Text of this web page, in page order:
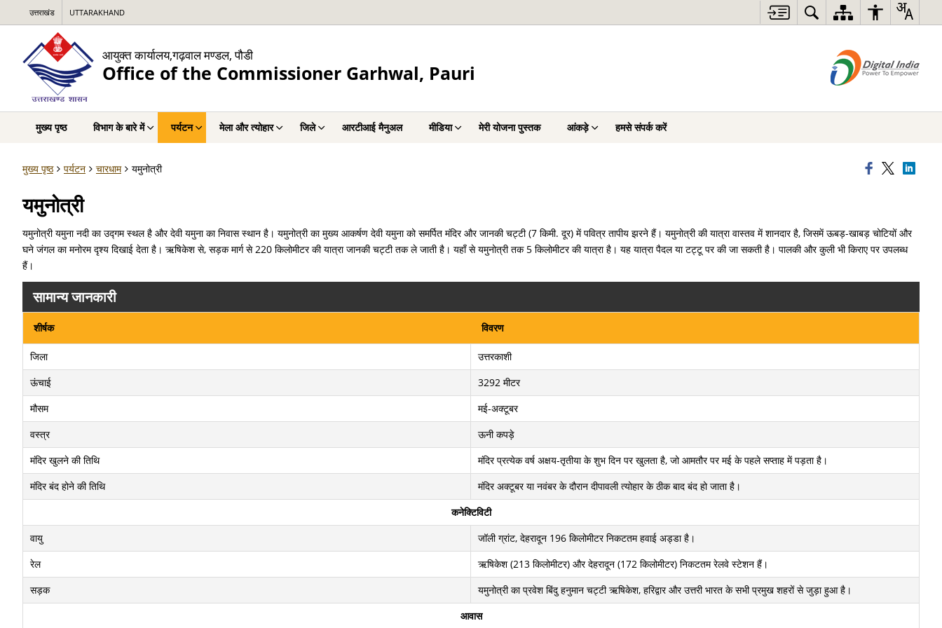
उत्तराखंड UTTARAKHAND
आयुक्त कार्यालय,गढ़वाल मण्डल, पौडी
Office of the Commissioner Garhwal, Pauri
मुख्य पृष्ठ विभाग के बारे में पर्यटन मेला और त्योहार जिले आरटीआई मैनुअल मीडिया मेरी योजना पुस्तक आंकड़े हमसे संपर्क करें
मुख्य पृष्ठ पर्यटन चारधाम यमुनोत्री
यमुनोत्री
यमुनोत्री यमुना नदी का उद्गम स्थल है और देवी यमुना का निवास स्थान है। यमुनोत्री का मुख्य आकर्षण देवी यमुना को समर्पित मंदिर और जानकी चट्टी (7 किमी. दूर) में पवित्र तापीय झरने हैं। यमुनोत्री की यात्रा वास्तव में शानदार है, जिसमें ऊबड़-खाबड़ चोटियों और
घने जंगल का मनोरम दृश्य दिखाई देता है। ऋषिकेश से, सड़क मार्ग से 220 किलोमीटर की यात्रा जानकी चट्टी तक ले जाती है। यहाँ से यमुनोत्री तक 5 किलोमीटर की यात्रा है। यह यात्रा पैदल या टट्टू पर की जा सकती है। पालकी और कुली भी किराए पर उपलब्ध
हैं।
सामान्य जानकारी
शीर्षक विवरण
जिला
उत्तरकाशी
ऊंचाई
3292 मीटर
मौसम
मई-अक्टूबर
वस्त्र
ऊनी कपड़े
मंदिर खुलने की तिथि
मंदिर प्रत्येक वर्ष अक्षय-तृतीया के शुभ दिन पर खुलता है, जो आमतौर पर मई के पहले सप्ताह में पड़ता है।
मंदिर बंद होने की तिथि
मंदिर अक्टूबर या नवंबर के दौरान दीपावली त्योहार के ठीक बाद बंद हो जाता है।
कनेक्टिविटी
वायु
जॉली ग्रांट, देहरादून 196 किलोमीटर निकटतम हवाई अड्डा है।
रेल
ऋषिकेश (213 किलोमीटर) और देहरादून (172 किलोमीटर) निकटतम रेलवे स्टेशन हैं।
सड़क
यमुनोत्री का प्रवेश बिंदु हनुमान चट्टी ऋषिकेश, हरिद्वार और उत्तरी भारत के सभी प्रमुख शहरों से जुड़ा हुआ है।
आवास